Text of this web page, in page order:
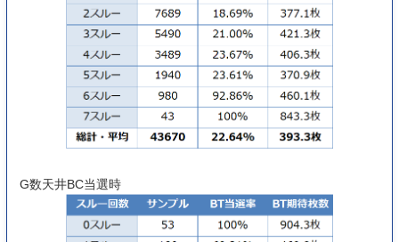
G数天井BC当選時